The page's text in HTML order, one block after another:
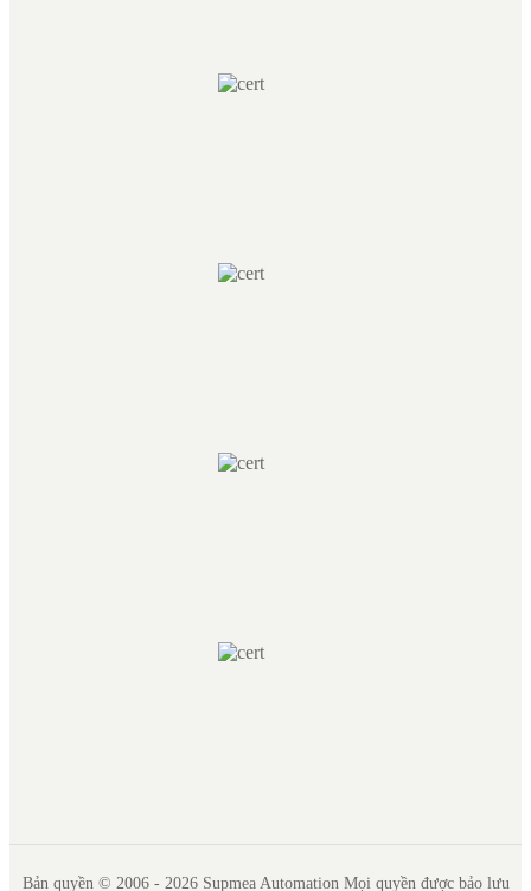
Bản quyền © 2006 - 2026 Supmea Automation Mọi quyền được bảo lưu